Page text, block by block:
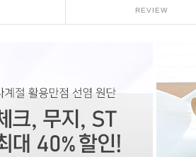
REVIEW